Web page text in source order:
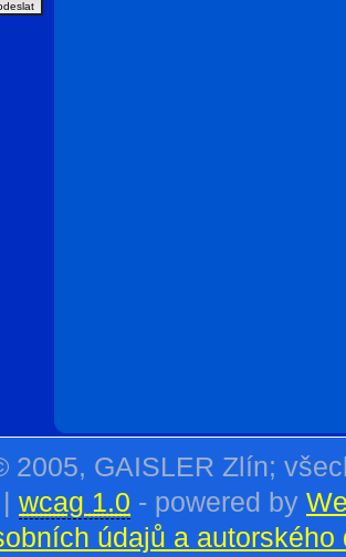
2005, GAISLER Zlín;
| wcag 1.0 - powered by
údajů a autorského